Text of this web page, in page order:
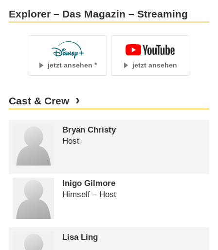
Explorer – Das Magazin – Streaming
jetzt ansehen jetzt ansehen
Cast & Crew
Bryan Christy
Host
Inigo Gilmore
Himself – Host
Lisa Ling